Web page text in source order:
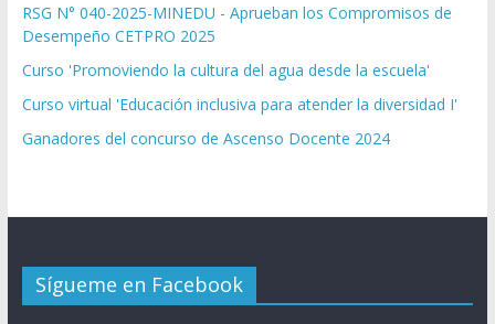
RSG N° 040-2025-MINEDU - Aprueban los Compromisos de
Desempeño CETPRO 2025
Curso 'Promoviendo la cultura del agua desde la escuela'
Curso virtual 'Educación inclusiva para atender la diversidad I'
Ganadores del concurso de Ascenso Docente 2024
Sígueme en Facebook